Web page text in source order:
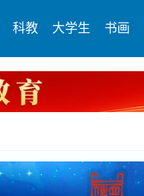
科教 大学生 书画